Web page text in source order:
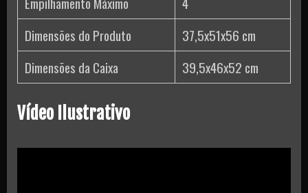
Dimensões do Produto
37,5x51x56 cm
Dimensões da Caixa
39,5x46x52 cm
Vídeo Ilustrativo